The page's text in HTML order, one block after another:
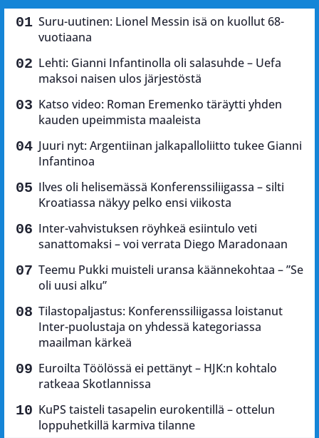
Suru-uutinen: Lionel Messin isä on kuollut 68-
vuotiaana
Lehti: Gianni Infantinolla oli salasuhde – Uefa
maksoi naisen ulos järjestöstä
Katso video: Roman Eremenko täräytti yhden
kauden upeimmista maaleista
Juuri nyt: Argentiinan jalkapalloliitto tukee Gianni
Infantinoa
Ilves oli helisemässä Konferenssiliigassa – silti
Kroatiassa näkyy pelko ensi viikosta
Inter-vahvistuksen röyhkeä esiintulo veti
sanattomaksi – voi verrata Diego Maradonaan
Teemu Pukki muisteli uransa käännekohtaa – ”Se
oli uusi alku”
Tilastopaljastus: Konferenssiliigassa loistanut
Inter-puolustaja on yhdessä kategoriassa
maailman kärkeä
Euroilta Töölössä ei pettänyt – HJK:n kohtalo
ratkeaa Skotlannissa
KuPS taisteli tasapelin eurokentillä – ottelun
loppuhetkillä karmiva tilanne